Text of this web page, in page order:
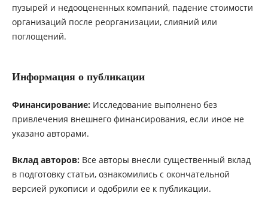
пузырей и недооцененных компаний, падение стоимости
организаций после реорганизации, слияний или
поглощений.
Информация о публикации
Финансирование:Исследование выполнено без
привлечения внешнего финансирования, если иное не
указано авторами.
Вклад авторов:Все авторы внесли существенный вклад
в подготовку статьи, ознакомились с окончательной
версией рукописи и одобрили ее к публикации.